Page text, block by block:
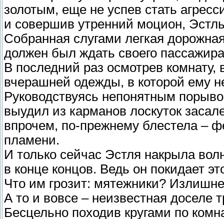
золотым, еще не успев стать
и совершив утренний моцион,
Собранная слугами легкая
должен был ждать своего
В последний раз осмотрев
вчерашней одежды, в которой ему
Руководствуясь непонятным
выудил из карманов лоскуток
впрочем, по-прежнему блестела –
пламени.
И только сейчас Эстля накрыла
в конце концов. Ведь он покидает
Что им грозит: мятежники?
А то и вовсе – неизвестная доселе
Бесцельно походив кругами по